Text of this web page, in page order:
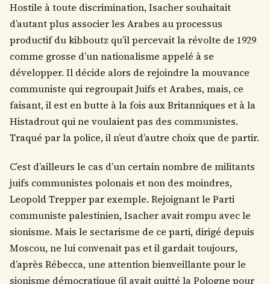
Hostile à toute discrimination, Isacher souhaitait
d’autant plus associer les Arabes au processus
productif du kibboutz qu’il percevait la révolte de 1929
comme grosse d’un nationalisme appelé à se
développer. Il décide alors de rejoindre la mouvance
communiste qui regroupait Juifs et Arabes, mais, ce
faisant, il est en butte à la fois aux Britanniques et à la
Histadrout qui ne voulaient pas des communistes.
Traqué par la police, il n’eut d’autre choix que de partir.
C’est d’ailleurs le cas d’un certain nombre de militants
juifs communistes polonais et non des moindres,
Leopold Trepper par exemple. Rejoignant le Parti
communiste palestinien, Isacher avait rompu avec le
sionisme. Mais le sectarisme de ce parti, dirigé depuis
Moscou, ne lui convenait pas et il gardait toujours,
d’après Rébecca, une attention bienveillante pour le
sionisme démocratique (il avait quitté la Pologne pour